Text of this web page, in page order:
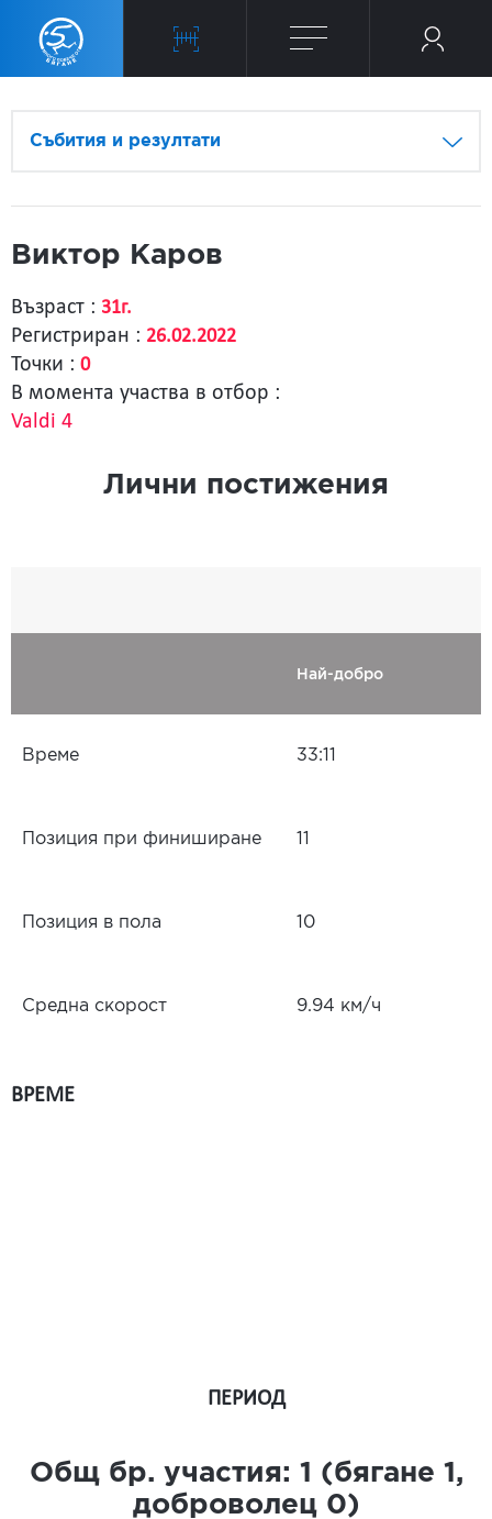
Събития и резултати
Виктор Каров
Възраст : 31г.
Регистриран : 26.02.2022
Точки : 0
В момента участва в отбор :
Valdi 4
Лични постижения
Най-добро
Време 33:11
Позиция при финиширане
Позиция в пола 10
Средна скорост 9.94 км/ч
ВРЕМЕ
ПЕРИОД
Общ бр. участия: 1 (бягане 1 ,
доброволец 0)